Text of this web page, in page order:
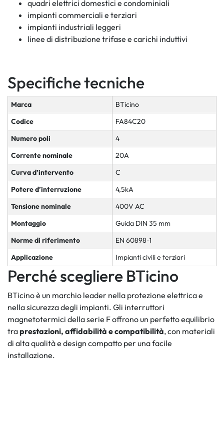
quadri elettrici domestici e condominiali
impianti commerciali e terziari
impianti industriali leggeri
linee di distribuzione trifase e carichi induttivi
Specifiche tecniche
Marca
BTicino
Codice
FA84C20
Numero poli
4
Corrente nominale
20A
Curva d’intervento
C
Potere d’interruzione
4,5kA
Tensione nominale
400V AC
Montaggio
Guida DIN 35 mm
Norme di riferimento
EN 60898-1
Applicazione
Impianti civili e terziari
Perché scegliere BTicino
BTicino è un marchio leader nella protezione elettrica e
nella sicurezza degli impianti. Gli interruttori
magnetotermici della serie F offrono un perfetto equilibrio
traprestazioni, affidabilità e compatibilità, con materiali
di alta qualità e design compatto per una facile
installazione.